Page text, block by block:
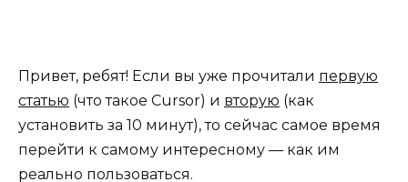
Привет, ребят! Если вы уже прочитали первую
статью (что такое Cursor) и вторую (как
установить за 10 минут), то сейчас самое время
перейти к самому интересному — как им
реально пользоваться.